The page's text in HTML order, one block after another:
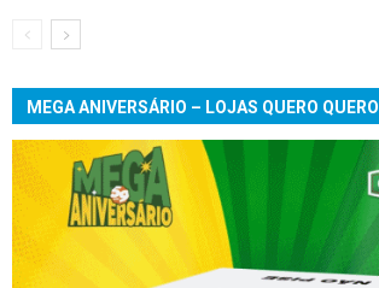
MEGA ANIVERSÁRIO – LOJAS QUERO QUERO